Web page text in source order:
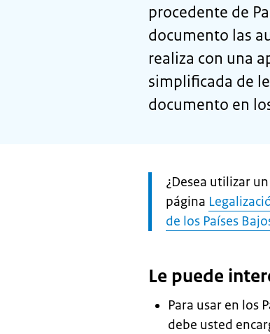
procedente de
documento las
realiza con una
simplificada de
documento en
Let
op:
¿Desea utilizar
página
de los Países
Le puede
Para usar en los
debe usted